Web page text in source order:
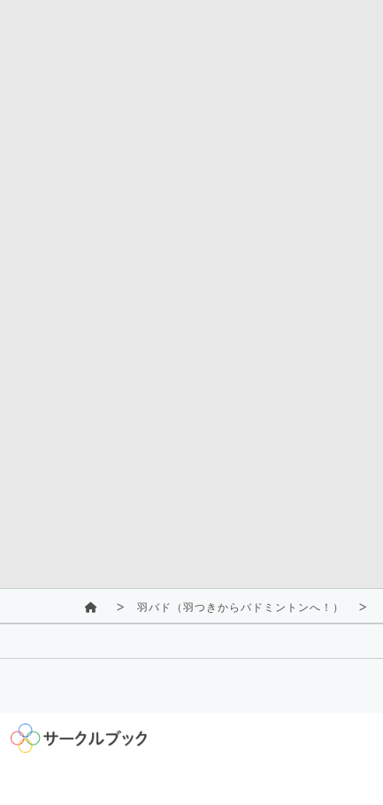
羽バド（羽つきからバドミントンへ！）